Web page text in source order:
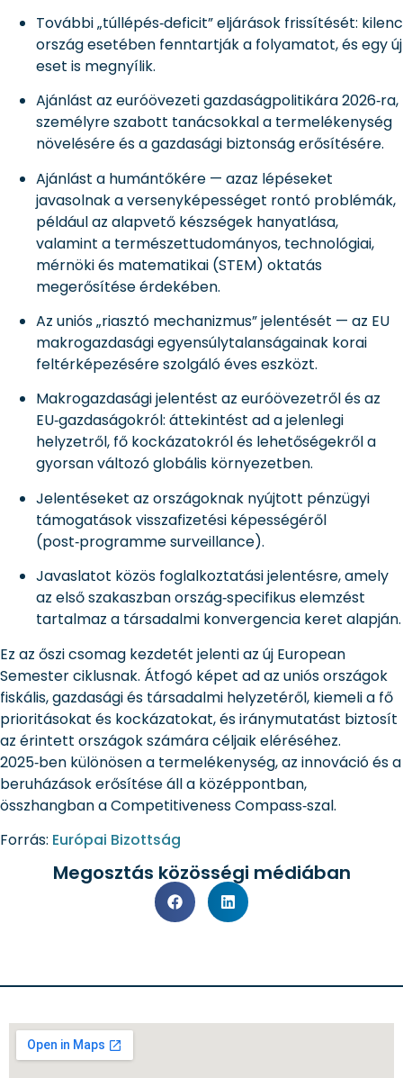
További „túllépés‑deficit” eljárások frissítését: kilenc
ország esetében fenntartják a folyamatot, és egy új
eset is megnyílik.
Ajánlást az euróövezeti gazdaságpolitikára 2026‑ra,
személyre szabott tanácsokkal a termelékenység
növelésére és a gazdasági biztonság erősítésére.
Ajánlást a humántőkére — azaz lépéseket
javasolnak a versenyképességet rontó problémák,
például az alapvető készségek hanyatlása,
valamint a természettudományos, technológiai,
mérnöki és matematikai (STEM) oktatás
megerősítése érdekében.
Az uniós „riasztó mechanizmus” jelentését — az EU
makrogazdasági egyensúlytalanságainak korai
feltérképezésére szolgáló éves eszközt.
Makrogazdasági jelentést az euróövezetről és az
EU‑gazdaságokról: áttekintést ad a jelenlegi
helyzetről, fő kockázatokról és lehetőségekről a
gyorsan változó globális környezetben.
Jelentéseket az országoknak nyújtott pénzügyi
támogatások visszafizetési képességéről
(post‑programme surveillance).
Javaslatot közös foglalkoztatási jelentésre, amely
az első szakaszban ország‑specifikus elemzést
tartalmaz a társadalmi konvergencia keret alapján.
Ez az őszi csomag kezdetét jelenti az új European
Semester ciklusnak. Átfogó képet ad az uniós országok
fiskális, gazdasági és társadalmi helyzetéről, kiemeli a fő
prioritásokat és kockázatokat, és iránymutatást biztosít
az érintett országok számára céljaik eléréséhez.
2025‑ben különösen a termelékenység, az innováció és a
beruházások erősítése áll a középpontban,
összhangban a Competitiveness Compass‑szal.
Forrás: Európai Bizottság
Megosztás közösségi médiában